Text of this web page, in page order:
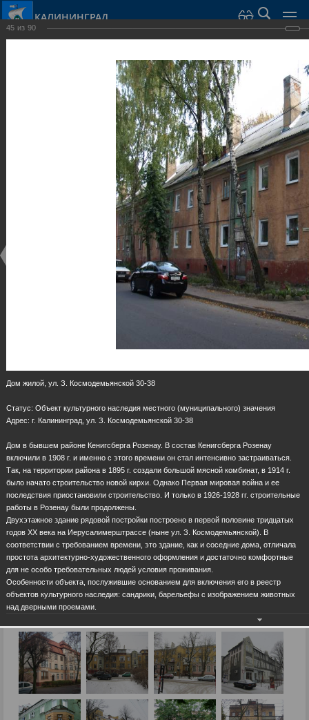
КАЛИНИНГРАД
Виллы и дома
45 из 90
Дом жилой, ул. З. Космодемьянской 30-38
Статус: Объект культурного наследия местного (муниципального) значения
Адрес: г. Калининград, ул. З. Космодемьянской 30-38
Дом в бывшем районе Кенигсберга Розенау. В состав Кенигсберга Розенау
включили в 1908 г. и именно с этого времени он стал интенсивно застраиваться.
Так, на территории района в 1895 г. создали большой мясной комбинат, в 1914 г.
было начато строительство новой кирхи. Однако Первая мировая война и ее
последствия приостановили строительство. И только в 1926-1928 гг. строительные
работы в Розенау были продолжены.
Двухэтажное здание рядовой постройки построено в первой половине тридцатых
годов ХХ века на Иерусалимерштрассе (ныне ул. З. Космодемьянской). В
соответствии с требованием времени, это здание, как и соседние дома, отличала
простота архитектурно-художественного оформления и достаточно комфортные
для не особо требовательных людей условия проживания.
Особенности объекта, послужившие основанием для включения его в реестр
объектов культурного наследия: сандрики, барельефы с изображением животных
над дверными проемами.